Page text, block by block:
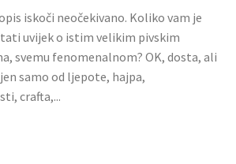
iskoči neočekivano. Koliko vam je
uvijek o istim velikim pivskim
svemu fenomenalnom? OK, dosta, ali
samo od ljepote, hajpa,
crafta,...